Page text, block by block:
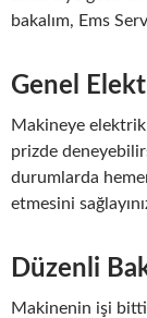
bakalım, Ems
Genel
Makineye
prizde
durumlarda
etmesini
Düzenli
Makinenin işi